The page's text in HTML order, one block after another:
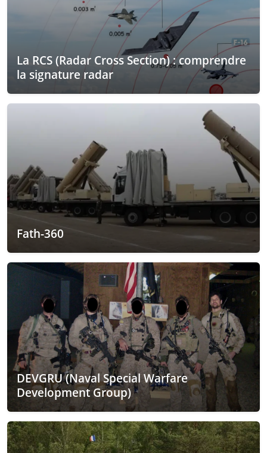
La RCS (Radar Cross Section) : comprendre
la signature radar
Fath-360
DEVGRU (Naval Special Warfare
Development Group)